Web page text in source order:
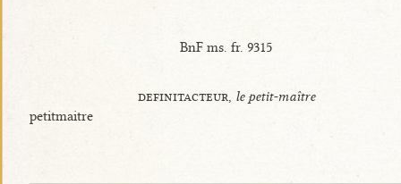
BnF ms. fr. 9315
definitacteur, le petit-maître
petitmaitre